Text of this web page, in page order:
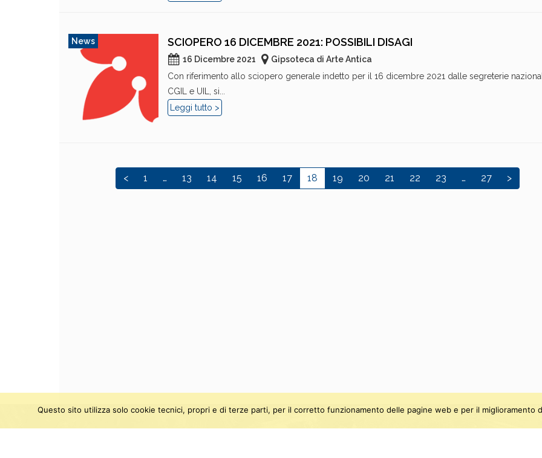
News SCIOPERO 16 DICEMBRE 2021: POSSIBILI DISAGI
16 Dicembre 2021
Gipsoteca di Arte Antica
Con riferimento allo sciopero generale indetto per il 16 dicembre 2021 dalle segreterie
CGIL e UIL, si...
Leggi tutto >
< 1 … 13 14 15 16 17 18 19 20 21 22 23 … 27 >
Questo sito utilizza solo cookie tecnici, propri e di terze parti, per il corretto funzionamento delle pagine web e per il miglioramento